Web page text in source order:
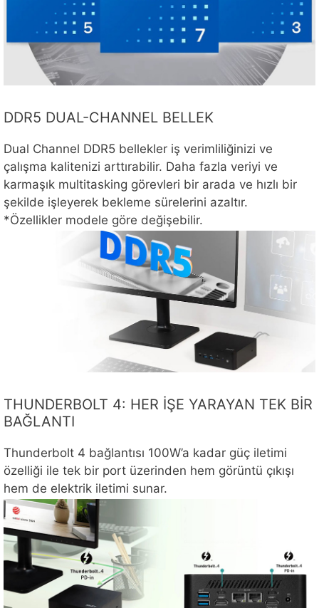
DDR5 DUAL-CHANNEL BELLEK
Dual Channel DDR5 bellekler iş verimliliğinizi ve
çalışma kalitenizi arttırabilir. Daha fazla veriyi ve
karmaşık multitasking görevleri bir arada ve hızlı bir
şekilde işleyerek bekleme sürelerini azaltır.
*Özellikler modele göre değişebilir.
THUNDERBOLT 4: HER İŞE YARAYAN TEK BİR
BAĞLANTI
Thunderbolt 4 bağlantısı 100W’a kadar güç iletimi
özelliği ile tek bir port üzerinden hem görüntü çıkışı
hem de elektrik iletimi sunar.